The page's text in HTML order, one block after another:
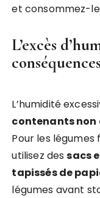
et consommez-
L’excès
conséquences
L’humidité
contenants non
Pour les légumes
utilisez dessacs
tapissés de
légumes avant